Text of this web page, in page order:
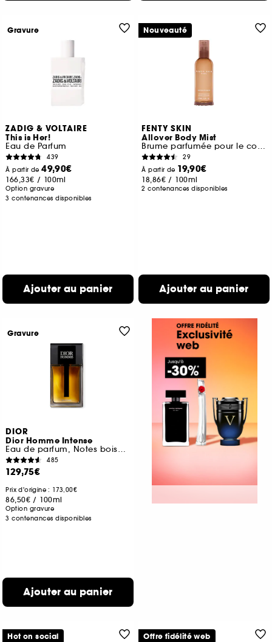
ZADIG & VOLTAIRE
This is Her!
Eau de Parfum
439
À partir de49,90€
166,33€ / 100ml
Option gravure
3 contenances disponibles
Ajouter au panier
Gravure
FENTY SKIN
Allover Body Mist
Brume parfumée pour le corps
29
À partir de 19,90€
18,86€ / 100ml
2 contenances disponibles
Ajouter au panier
Nouveauté
DIOR
Dior Homme Intense
Eau de parfum, Notes boisées, ambrée, iris & vanille
485
129,75€
Prix d'origine : 173,00€
86,50€ / 100ml
Option gravure
3 contenances disponibles
Ajouter au panier
Gravure
Hot on social Offre fidélité web